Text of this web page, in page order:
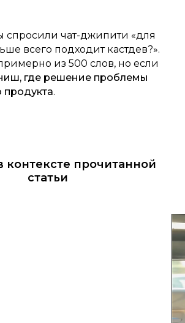
спросили чат-джипити «для
всего подходит кастдев?».
из 500 слов, но если
где решение проблемы
продукта.
контексте прочитанной
статьи